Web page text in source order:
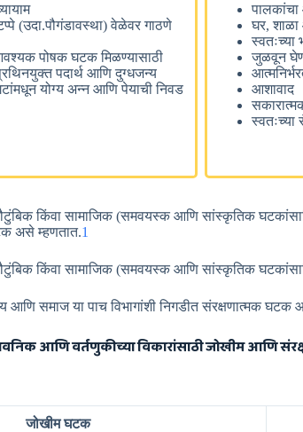
(उदा.पौगंडावस्था) वेळेवर गाठणे
पोषक घटक मिळण्यासाठी
पदार्थ आणि दुग्धजन्य
योग्य अन्न आणि पेयाची निवड
पालकांचा
घर, शाळा
स्वतःच्या
जुळवून
आशावाद
स्वतःच्या
किंवा सामाजिक (समवयस्क आणि सांस्कृतिक
असे म्हणतात.1
किंवा सामाजिक (समवयस्क आणि सांस्कृतिक
समाज या पाच विभागांशी निगडीत संरक्षणात्मक घटक
आणि वर्तणुकीच्या विकारांसाठी जोखीम आणि
जोखीम घटक